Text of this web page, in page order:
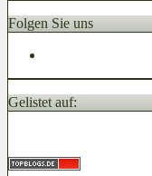
Folgen Sie uns
Gelistet auf: